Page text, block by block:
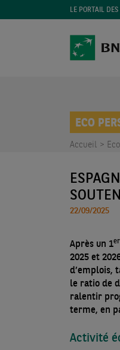
LE PORTAIL
ECO
Accueil >
22/09/2025
Après un 1er
2025 et
d’emplois,
le ratio de
ralentir
terme, en
Activité